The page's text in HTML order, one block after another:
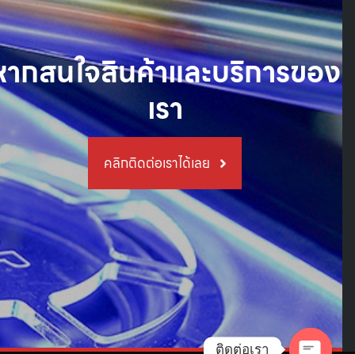
กสนใจสินค้าและบริการของ
เรา
คลิกติดต่อเราได้เลย
ติดต่อเรา